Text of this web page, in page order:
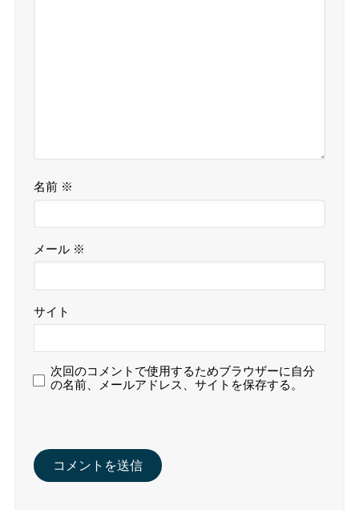
名前 ※
メール ※
サイト
次回のコメントで使用するためブラウザーに自分
の名前、メールアドレス、サイトを保存する。